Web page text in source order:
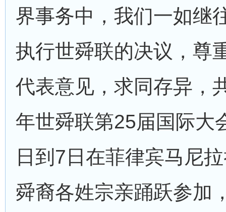
界事务中，我们一如继
执行世舜联的决议，尊
代表意见，求同存异，
年世舜联第25届国际大
日到7日在菲律宾马尼
舜裔各姓宗亲踊跃参加